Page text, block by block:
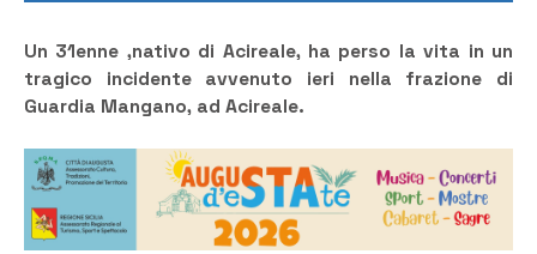
Un 31enne ,nativo di Acireale, ha perso la vita in un
tragico incidente avvenuto ieri nella frazione di
Guardia Mangano, ad Acireale.